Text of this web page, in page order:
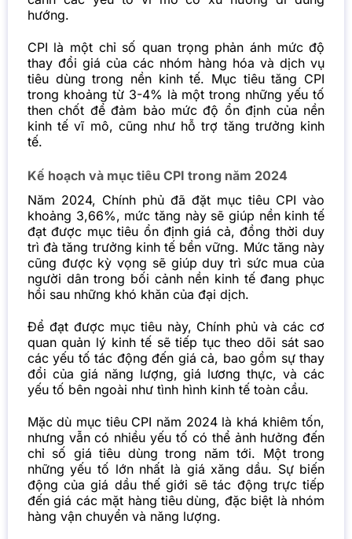
hướng.
CPI là một chỉ số quan trọng phản ánh mức độ
thay đổi giá của các nhóm hàng hóa và dịch vụ
tiêu dùng trong nền kinh tế. Mục tiêu tăng CPI
trong khoảng từ 3-4% là một trong những yếu tố
then chốt để đảm bảo mức độ ổn định của nền
kinh tế vĩ mô, cũng như hỗ trợ tăng trưởng kinh
tế.
Kế hoạch và mục tiêu CPI trong năm 2024
Năm 2024, Chính phủ đã đặt mục tiêu CPI vào
khoảng 3,66%, mức tăng này sẽ giúp nền kinh tế
đạt được mục tiêu ổn định giá cả, đồng thời duy
trì đà tăng trưởng kinh tế bền vững. Mức tăng này
cũng được kỳ vọng sẽ giúp duy trì sức mua của
người dân trong bối cảnh nền kinh tế đang phục
hồi sau những khó khăn của đại dịch.
Để đạt được mục tiêu này, Chính phủ và các cơ
quan quản lý kinh tế sẽ tiếp tục theo dõi sát sao
các yếu tố tác động đến giá cả, bao gồm sự thay
đổi của giá năng lượng, giá lương thực, và các
yếu tố bên ngoài như tình hình kinh tế toàn cầu.
Mặc dù mục tiêu CPI năm 2024 là khá khiêm tốn,
nhưng vẫn có nhiều yếu tố có thể ảnh hưởng đến
chỉ số giá tiêu dùng trong năm tới. Một trong
những yếu tố lớn nhất là giá xăng dầu. Sự biến
động của giá dầu thế giới sẽ tác động trực tiếp
đến giá các mặt hàng tiêu dùng, đặc biệt là nhóm
hàng vận chuyển và năng lượng.